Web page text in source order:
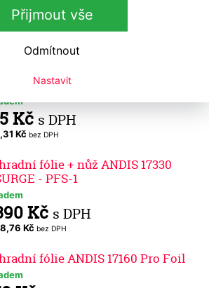
Přijmout vše
Odmítnout
Nastavit
390 Kč s DPH
7000
Kč s DPH
Kč bez DPH
fólie + nůž ANDIS 17330
- PFS-1
Kč s DPH
Kč bez DPH
fólie ANDIS 17160 Pro Foil